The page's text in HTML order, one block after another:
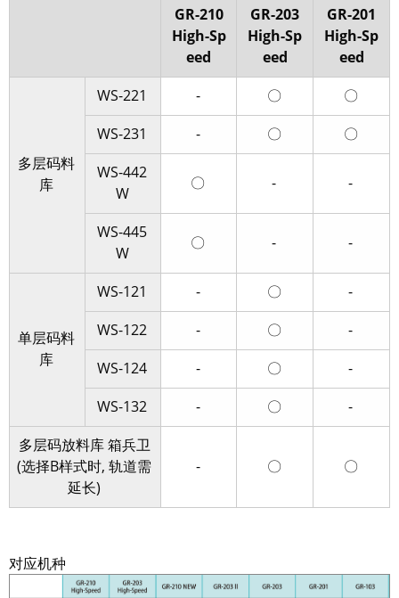
GR-210
High-Sp
eed
GR-203
High-Sp
eed
GR-201
High-Sp
eed
多层码料
库
WS-221 - 〇
〇
WS-231
- 〇
〇
WS-442
W
〇 - -
WS-445
W
〇 - -
单层码料
库
WS-121 - 〇
-
WS-122
- 〇
-
WS-124
- 〇
-
WS-132
- 〇
-
多层码放料库 箱兵卫
(选择B样式时, 轨道需
延长)
- 〇 〇
对应机种